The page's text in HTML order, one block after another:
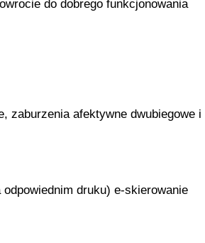
do dobrego funkcjonowania
zaburzenia afektywne dwubiegowe i
druku) e-skierowanie